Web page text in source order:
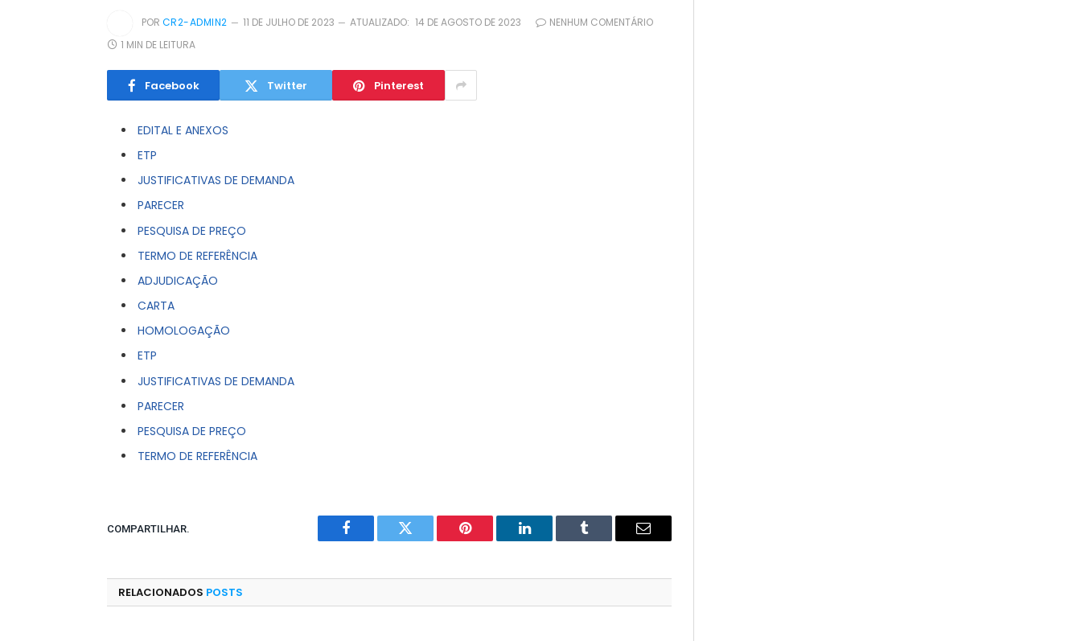
POR CR2-ADMIN2 11 DE JULHO DE 2023 ATUALIZADO: 14 DE AGOSTO DE 2023
NENHUM COMENTÁRIO
1 MIN DE LEITURA
Facebook Twitter Pinterest
EDITAL E ANEXOS
ETP
JUSTIFICATIVAS DE DEMANDA
PARECER
PESQUISA DE PREÇO
TERMO DE REFERÊNCIA
ADJUDICAÇÃO
CARTA
HOMOLOGAÇÃO
ETP
JUSTIFICATIVAS DE DEMANDA
PARECER
PESQUISA DE PREÇO
TERMO DE REFERÊNCIA
COMPARTILHAR.
Facebook Twitter Pinterest LinkedIn Tumblr
E-
RELACIONADOS POSTS